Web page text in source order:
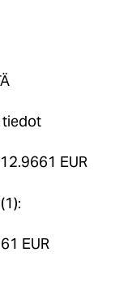
tiedot
EUR
EUR